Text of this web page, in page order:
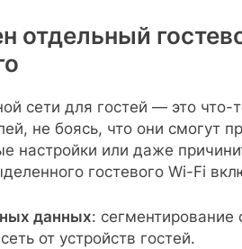
отдельный
сети для гостей — это
не боясь, что они смогут
настройки или даже
гостевого Wi-Fi
данных: сегментирование
от устройств гостей.